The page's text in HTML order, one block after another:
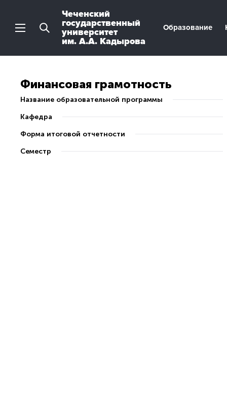
Чеченский
государственный
университет
им. А.А. Кадырова
Образование
Финансовая грамотность
Название образовательной программы
Кафедра
Форма итоговой отчетности
Семестр